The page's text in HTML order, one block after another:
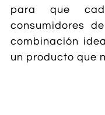
para que
consumidores
combinación
un producto que